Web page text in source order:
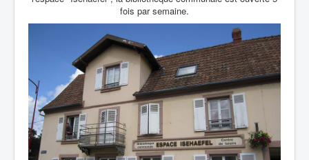
fois par semaine.